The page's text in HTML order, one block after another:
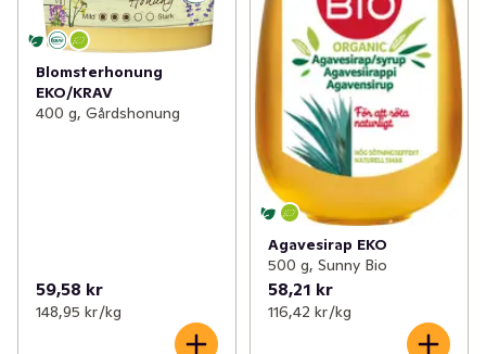
Blomsterhonung
EKO/KRAV
400 g, Gårdshonung
59,58 kr
148,95 kr /kg
Agavesirap EKO
500 g, Sunny Bio
58,21 kr
116,42 kr /kg